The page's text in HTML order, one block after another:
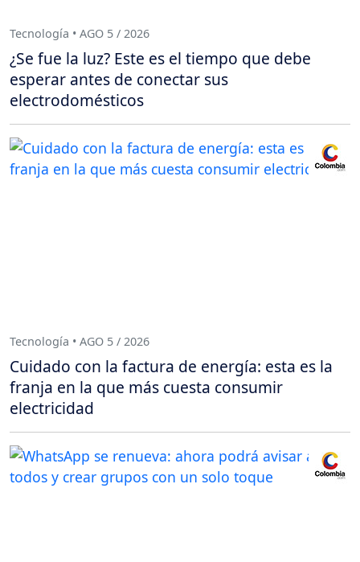
Tecnología • AGO 5 / 2026
¿Se fue la luz? Este es el tiempo que debe
esperar antes de conectar sus
electrodomésticos
Tecnología • AGO 5 / 2026
Cuidado con la factura de energía: esta es la
franja en la que más cuesta consumir
electricidad